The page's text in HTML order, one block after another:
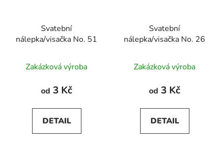
Svatební
nálepka/visačka No. 51
Zakázková výroba
od 3 Kč
DETAIL
Svatební
nálepka/visačka No. 26
Zakázková výroba
od 3 Kč
DETAIL